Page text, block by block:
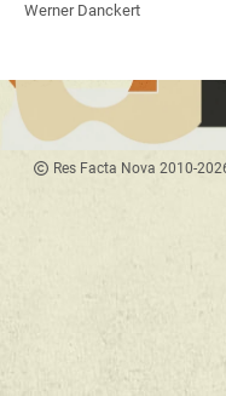
Werner Danckert
Res Facta Nova 2010-